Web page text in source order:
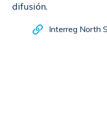
difusión.
Interreg North